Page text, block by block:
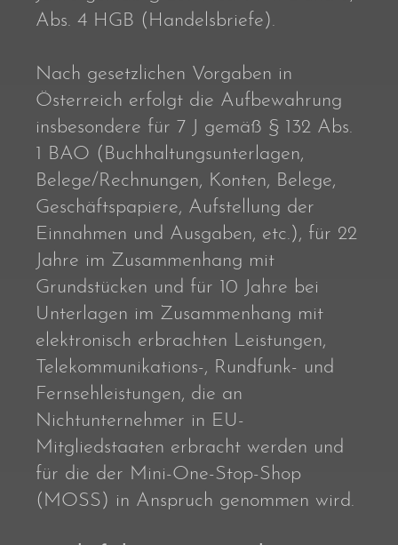
Abs. 4 HGB (Handelsbriefe).
Nach gesetzlichen Vorgaben in
Österreich erfolgt die Aufbewahrung
insbesondere für 7 J gemäß § 132 Abs.
1 BAO (Buchhaltungsunterlagen,
Belege/Rechnungen, Konten, Belege,
Geschäftspapiere, Aufstellung der
Einnahmen und Ausgaben, etc.), für 22
Jahre im Zusammenhang mit
Grundstücken und für 10 Jahre bei
Unterlagen im Zusammenhang mit
elektronisch erbrachten Leistungen,
Telekommunikations-, Rundfunk- und
Fernsehleistungen, die an
Nichtunternehmer in EU-
Mitgliedstaaten erbracht werden und
für die der Mini-One-Stop-Shop
(MOSS) in Anspruch genommen wird.